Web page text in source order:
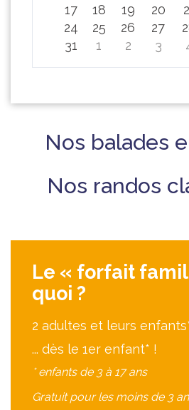
17
18 19 20
24
25 26 27
31
1 2 3
Nos balades
Nos randos
Le « forfait
quoi ?
2 adultes et leurs
... dès le 1er enfant* !
* enfants de 3 à 17 ans
Gratuit pour les moins de 3